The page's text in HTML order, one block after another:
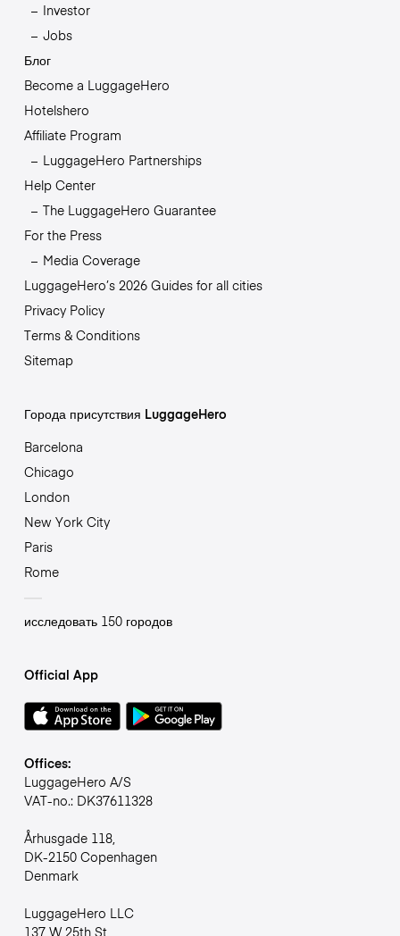
Investor
Jobs
Блог
Become a LuggageHero
Hotelshero
Affiliate Program
LuggageHero Partnerships
Help Center
The LuggageHero Guarantee
For the Press
Media Coverage
LuggageHero’s 2026 Guides for all cities
Privacy Policy
Terms & Conditions
Sitemap
Города присутствия LuggageHero
Barcelona
Chicago
London
New York City
Paris
Rome
исследовать 150 городов
Official App
Offices:
LuggageHero A/S
VAT-no.: DK37611328
Århusgade 118,
DK-2150 Copenhagen
Denmark
LuggageHero LLC
137 W 25th St,